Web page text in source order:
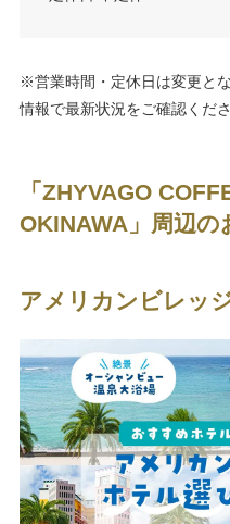
※営業時間・定休日は変更と
情報で最新状況をご確認くださ
「ZHYVAGO
OKINAWA」周辺
アメリカンビレッ